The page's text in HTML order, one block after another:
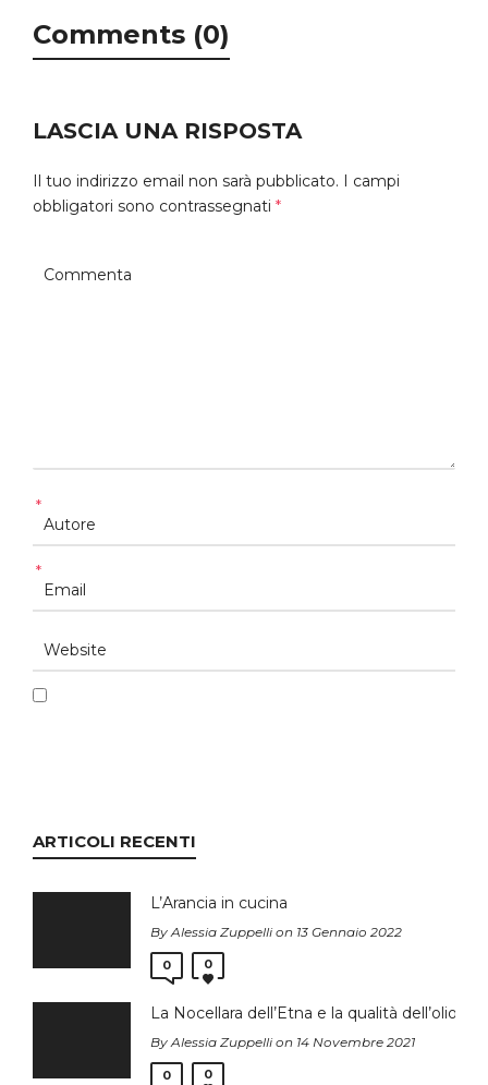
Comments (0)
LASCIA UNA RISPOSTA
Il tuo indirizzo email non sarà pubblicato. I campi
obbligatori sono contrassegnati *
*
*
ARTICOLI RECENTI
L’Arancia in cucina
By Alessia Zuppelli on 13 Gennaio 2022
0 0
La Nocellara dell’Etna e la qualità dell’olio
By Alessia Zuppelli on 14 Novembre 2021
0 0